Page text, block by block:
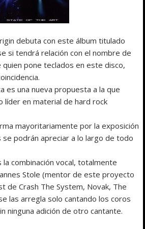
debuta con este álbum titulado
si tendrá relación con el nombre de
pone teclados en este disco,
es una nueva propuesta a la que
líder en material de hard rock
mayoritariamente por la exposición
se podrán apreciar a lo largo de todo
combinación vocal, totalmente
Stole (mentor de este proyecto
de Crash The System, Novak, The
las arregla solo cantando los coros
ninguna adición de otro cantante.